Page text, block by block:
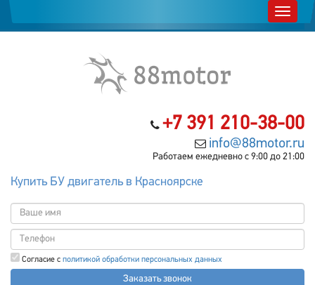
+7 391 210-38-00
info@88motor.ru
Работаем ежедневно с 9:00 до 21:00
Купить БУ двигатель в Красноярске
Согласие с политикой обработки персональных данных
Заказать звонок